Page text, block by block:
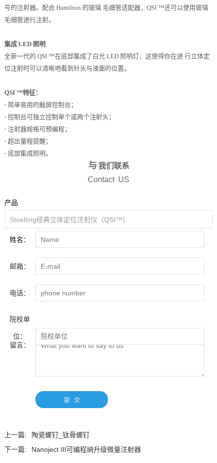
号的注射器。配合 Hamilton 的玻璃 毛细管适配器，QSI ™还可以使用玻璃
毛细管进行注射。
集成 LED 照明
全新一代的 QSI ™在底部集成了白光 LED 照明灯，这使得你在进 行立体定
位注射时可以清晰地看到针头与液面的位置。
QSI ™特征：
· 简单易用的触屏控制台；
· 控制台可独立控制单个或两个注射头；
· 注射器规格可预编程；
· 超出量程提醒；
· 底部集成照明。
与 我们联系
Contact US
产品
姓名：
邮箱：
电话：
院校单
位：
留言：
上一篇:
陶瓷螺钉_钛骨螺钉
下一篇:
Nanoject III可编程纳升级微量注射器